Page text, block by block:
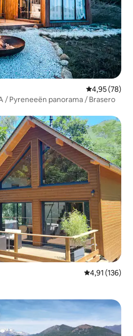
Gemiddelde
4,95 (78)
/ Pyreneeën panorama / Brasero
Gemiddelde
4,91 (136)